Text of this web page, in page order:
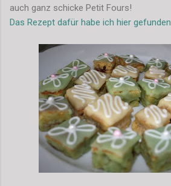
auch ganz schicke Petit Fours!
Das Rezept dafür habe ich hier gefunden.